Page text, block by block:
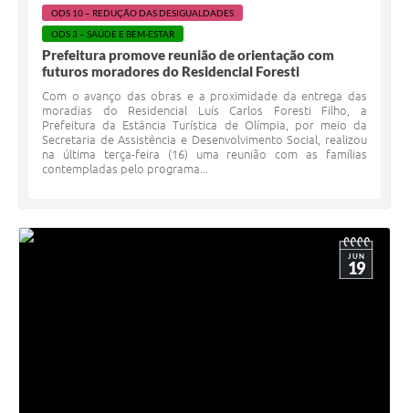
ODS 10 – REDUÇÃO DAS DESIGUALDADES
ODS 3 – SAÚDE E BEM-ESTAR
Prefeitura promove reunião de orientação com
futuros moradores do Residencial Foresti
Com o avanço das obras e a proximidade da entrega das
moradias do Residencial Luís Carlos Foresti Filho, a
Prefeitura da Estância Turística de Olímpia, por meio da
Secretaria de Assistência e Desenvolvimento Social, realizou
na última terça-feira (16) uma reunião com as famílias
contempladas pelo programa...
JUN
19